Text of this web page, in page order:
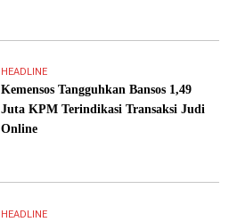
HEADLINE
Kemensos Tangguhkan Bansos 1,49
Juta KPM Terindikasi Transaksi Judi
Online
HEADLINE